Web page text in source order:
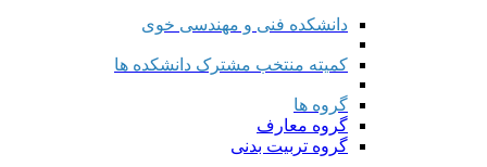
دانشکده فنی و مهندسی خوی
کمیته منتخب مشترک دانشکده ها
گروه ها
گروه معارف
گروه تربیت بدنی